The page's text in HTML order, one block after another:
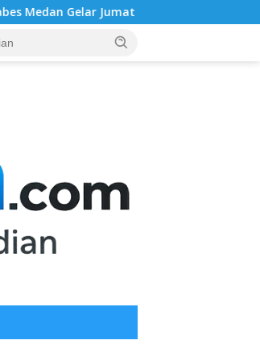
Pererat Silaturahmi, Kokohkan